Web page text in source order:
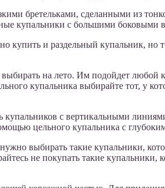
бретельками, сделанными из
купальники с большими боковыми
купить и раздельный купальник,
на лето. Им подойдет
купальника выбирайте тот, у
купальников с вертикальными
цельного купальника с
выбирать такие купальники,
не покупать такие